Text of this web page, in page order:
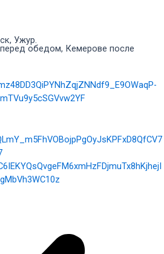
Ужур.
обедом, Кемерове после